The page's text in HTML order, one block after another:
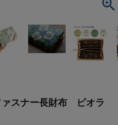
ァスナー長財布 ビオラ